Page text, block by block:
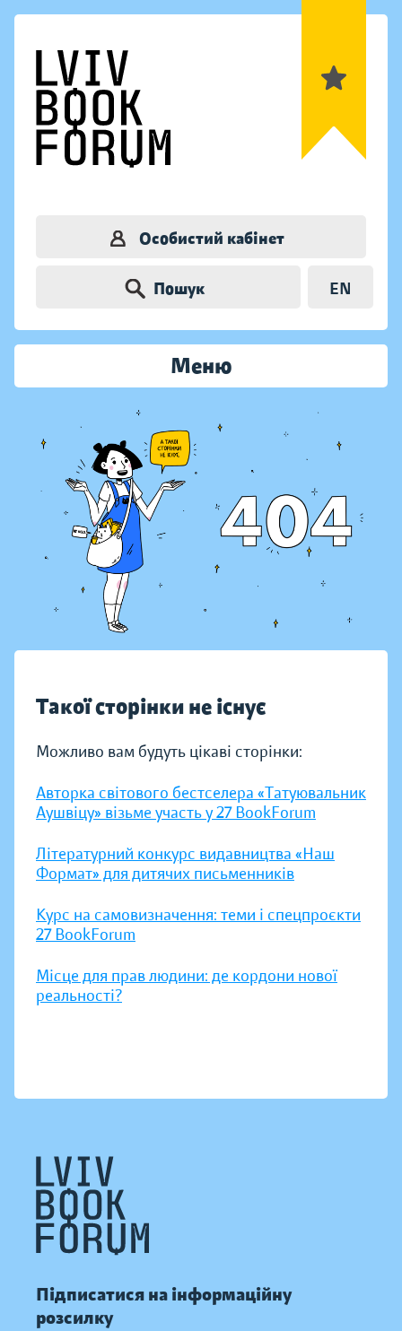
Особистий кабінет
Пошук EN
Меню
Такої сторінки не існує
Можливо вам будуть цікаві сторінки:
Авторка світового бестселера «Татуювальник
Аушвіцу» візьме участь у 27 BookForum
Літературний конкурс видавництва «Наш
Формат» для дитячих письменників
Курс на самовизначення: теми і спецпроєкти
27 BookForum
Місце для прав людини: де кордони нової
реальності?
Підписатися на інформаційну
розсилку